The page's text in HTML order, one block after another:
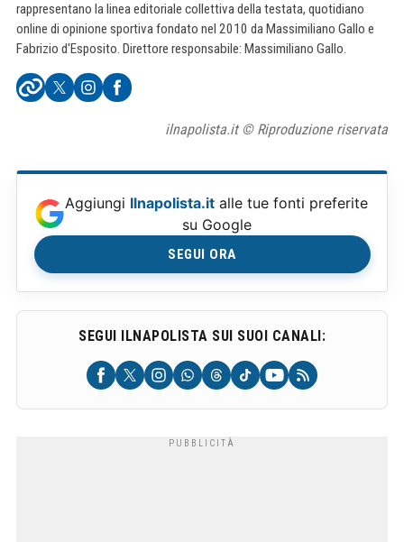
rappresentano la linea editoriale collettiva della testata, quotidiano
online di opinione sportiva fondato nel 2010 da Massimiliano Gallo e
Fabrizio d'Esposito. Direttore responsabile: Massimiliano Gallo.
ilnapolista.it © Riproduzione riservata
Aggiungi Ilnapolista.it alle tue fonti preferite
su Google
SEGUI ORA
SEGUI ILNAPOLISTA SUI SUOI CANALI: